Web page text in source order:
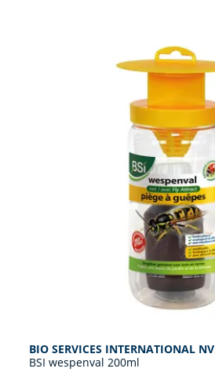
BIO SERVICES INTERNATIONAL NV
BSI wespenval 200ml